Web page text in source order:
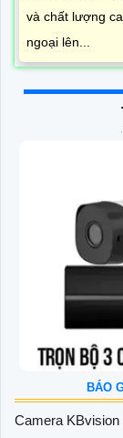
và chất lượng
ngoại lên...
BÁO
Camera